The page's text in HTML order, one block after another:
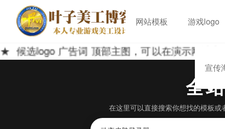
网站模板 游戏logo
宣传
logo 广告词 顶部主图，可以在演示网站中
全
在这里可以直接搜索你想找的模板